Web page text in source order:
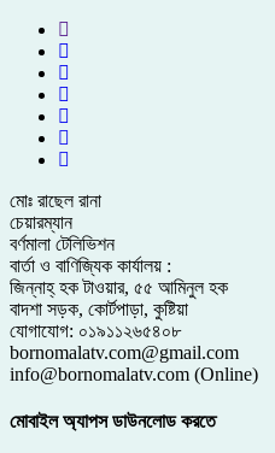
মোঃ রাছেল রানা
চেয়ারম্যান
বর্ণমালা টেলিভিশন
বার্তা ও বাণিজ্যিক কার্যালয় :
জিন্নাহ্ হক টাওয়ার, ৫৫ আমিনুল হক
বাদশা সড়ক, কোর্টপাড়া, কুষ্টিয়া
যোগাযোগ: ০১৯১১২৬৫৪০৮
bornomalatv.com@gmail.com
info@bornomalatv.com (Online)
মোবাইল অ্যাপস ডাউনলোড করতে